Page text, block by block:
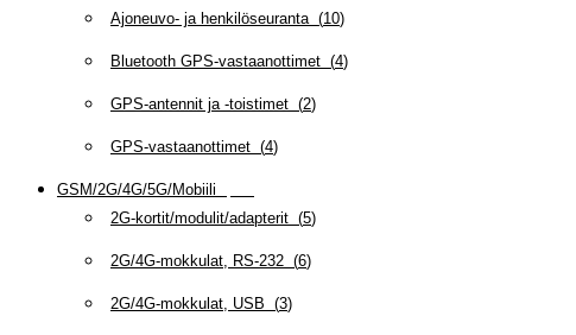
Ajoneuvo- ja henkilöseuranta (10)
Bluetooth GPS-vastaanottimet (4)
GPS-antennit ja -toistimet (2)
GPS-vastaanottimet (4)
GSM/2G/4G/5G/Mobiili
2G-kortit/modulit/adapterit (5)
2G/4G-mokkulat, RS-232 (6)
2G/4G-mokkulat, USB (3)